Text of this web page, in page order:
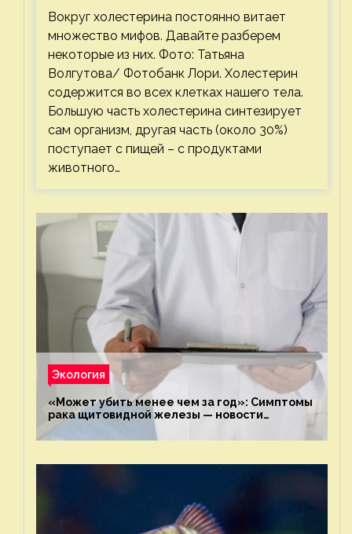
Вокруг холестерина постоянно витает
множество мифов. Давайте разберем
некоторые из них. Фото: Татьяна
Волгутова/ Фотобанк Лори. Холестерин
содержится во всех клетках нашего тела.
Большую часть холестерина синтезирует
сам организм, другая часть (около 30%)
поступает с пищей – с продуктами
животного…
Экология
«Может убить менее чем за год»: Симптомы
рака щитовидной железы — новости
экологии на ECOportal